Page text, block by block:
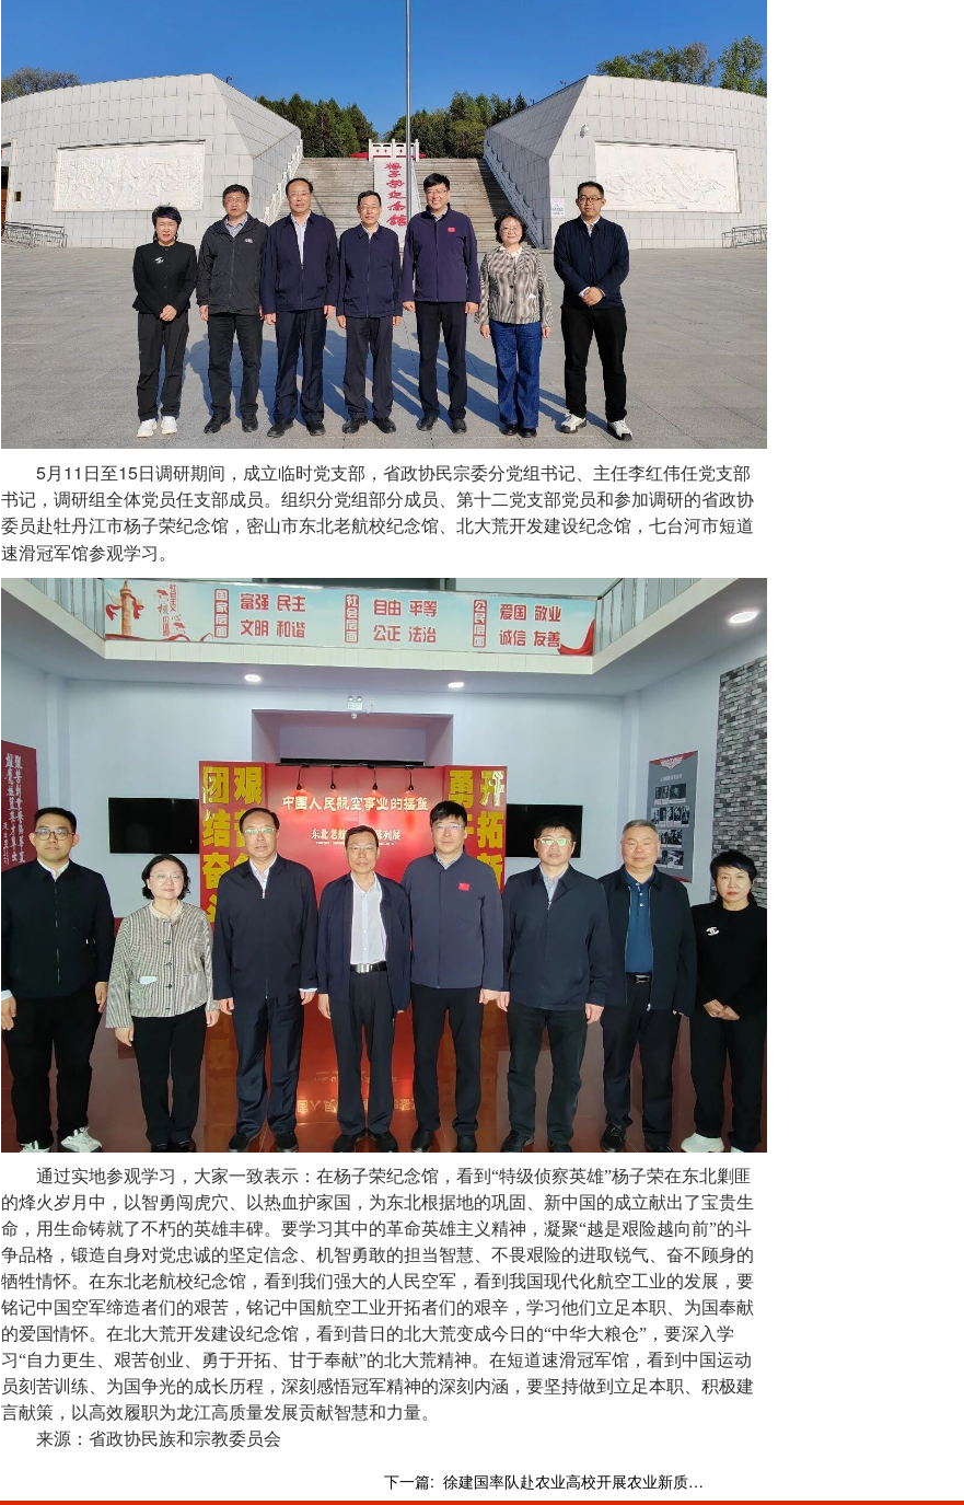
5月 11 日至15日调研期间，成立临时党支部，省政协民宗委分党组书记、主任李红伟任党支部
书记，调研组全体党员任支部成员。组织分党组部分成员、第十二党支部党员和参加调研的省政协
委员赴牡丹江市杨子荣纪念馆，密山市东北老航校纪念馆、北大荒开发建设纪念馆，七台河市短道
速滑冠军馆参观学习。
通过实地参观学习，大家一致表示：在杨子荣纪念馆，看到“特级侦察英雄”杨子荣在东北剿匪
的烽火岁月中，以智勇闯虎穴、以热血护家国，为东北根据地的巩固、新中国的成立献出了宝贵生
命，用生命铸就了不朽的英雄丰碑。要学习其中的革命英雄主义精神，凝聚“越是艰险越向前”的斗
争品格，锻造自身对党忠诚的坚定信念、机智勇敢的担当智慧、不畏艰险的进取锐气、奋不顾身的
牺牲情怀。在东北老航校纪念馆，看到我们强大的人民空军，看到我国现代化航空工业的发展，要
铭记中国空军缔造者们的艰苦，铭记中国航空工业开拓者们的艰辛，学习他们立足本职、为国奉献
的爱国情怀。在北大荒开发建设纪念馆，看到昔日的北大荒变成今日的“中华大粮仓”，要深入学
习“自力更生、艰苦创业、勇于开拓、甘于奉献”的北大荒精神。在短道速滑冠军馆，看到中国运动
员刻苦训练、为国争光的成长历程，深刻感悟冠军精神的深刻内涵，要坚持做到立足本职、积极建
言献策，以高效履职为龙江高质量发展贡献智慧和力量。
来源：省政协民族和宗教委员会
下一篇: 徐建国率队赴农业高校开展农业新质生产力调研